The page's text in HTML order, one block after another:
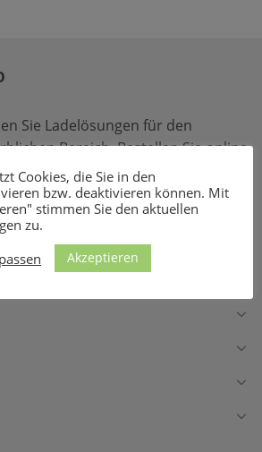
Sie Ladelösungen für den
Bereich. Bestellen Sie online
Partner – mit dem
sind Sie für jede Situation
Cookies, die Sie in den
bzw. deaktivieren können. Mit
stimmen Sie den aktuellen
zu.
Akzeptieren